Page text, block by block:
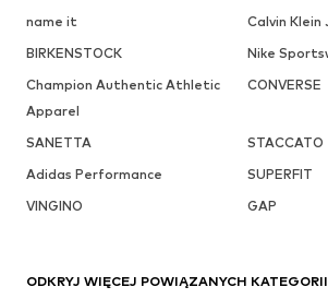
name it
Calvin Klein
BIRKENSTOCK
Nike
Champion Authentic Athletic
Apparel
CONVERSE
SANETTA
STACCATO
Adidas Performance
SUPERFIT
VINGINO
GAP
ODKRYJ WIĘCEJ POWIĄZANYCH KATEGORII